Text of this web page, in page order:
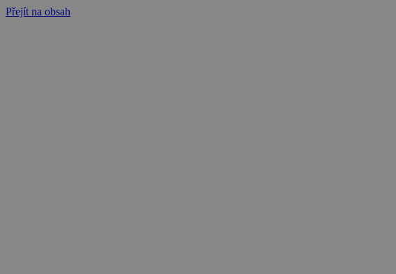
Přejít na obsah